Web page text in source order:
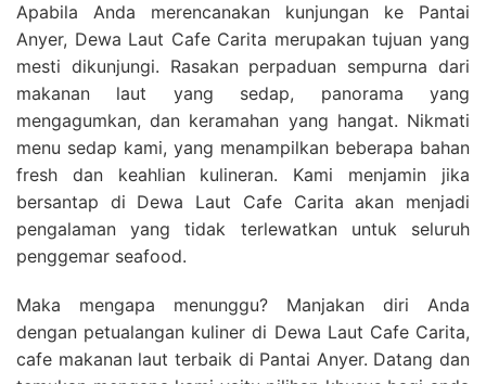
Apabila Anda merencanakan kunjungan ke Pantai
Anyer, Dewa Laut Cafe Carita merupakan tujuan yang
mesti dikunjungi. Rasakan perpaduan sempurna dari
makanan laut yang sedap, panorama yang
mengagumkan, dan keramahan yang hangat. Nikmati
menu sedap kami, yang menampilkan beberapa bahan
fresh dan keahlian kulineran. Kami menjamin jika
bersantap di Dewa Laut Cafe Carita akan menjadi
pengalaman yang tidak terlewatkan untuk seluruh
penggemar seafood.
Maka mengapa menunggu? Manjakan diri Anda
dengan petualangan kuliner di Dewa Laut Cafe Carita,
cafe makanan laut terbaik di Pantai Anyer. Datang dan